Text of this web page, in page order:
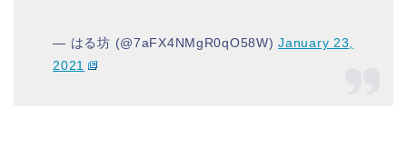
— はる坊 (@7aFX4NMgR0qO58W)January 23,
2021